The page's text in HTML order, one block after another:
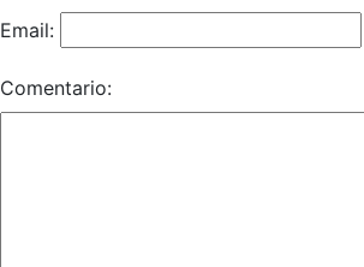
Email:
Comentario: